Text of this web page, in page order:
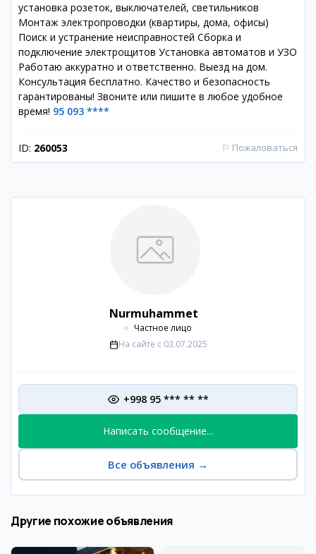
установка розеток, выключателей, светильников
Монтаж электропроводки (квартиры, дома, офисы)
Поиск и устранение неисправностей Сборка и
подключение электрощитов Установка автоматов и УЗО
Работаю аккуратно и ответственно. Выезд на дом.
Консультация бесплатно. Качество и безопасность
гарантированы! Звоните или пишите в любое удобное
время! 95 093 ****
ID: 260053 ⚐ Пожаловаться
Nurmuhammet
Частное лицо
На сайте с 03.07.2025
+998 95 *** ** **
Написать сообщение...
Все объявления →
Другие похожие объявления